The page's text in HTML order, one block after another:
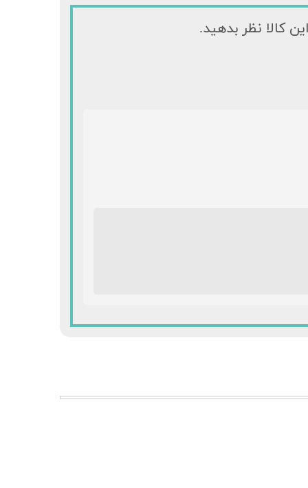
کالا نظر بدهید.